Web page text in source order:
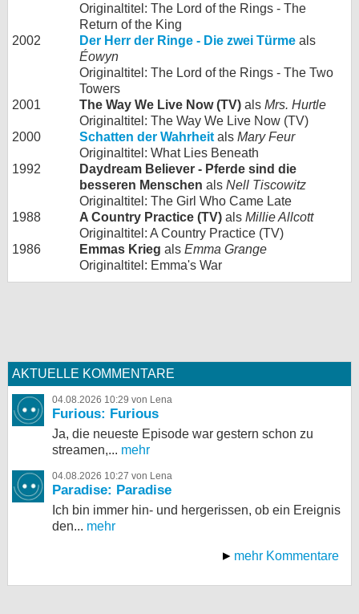
Originaltitel: The Lord of the Rings - The
Return of the King
2002
Der Herr der Ringe - Die zwei Türme als
Éowyn
Originaltitel: The Lord of the Rings - The Two
Towers
2001
The Way We Live Now (TV) als Mrs. Hurtle
Originaltitel: The Way We Live Now (TV)
2000
Schatten der Wahrheit als Mary Feur
Originaltitel: What Lies Beneath
1992
Daydream Believer - Pferde sind die
besseren Menschen als Nell Tiscowitz
Originaltitel: The Girl Who Came Late
1988
A Country Practice (TV) als Millie Allcott
Originaltitel: A Country Practice (TV)
1986
Emmas Krieg als Emma Grange
Originaltitel: Emma's War
AKTUELLE KOMMENTARE
04.08.2026 10:29 von Lena
Furious: Furious
Ja, die neueste Episode war gestern schon zu
streamen,... mehr
04.08.2026 10:27 von Lena
Paradise: Paradise
Ich bin immer hin- und hergerissen, ob ein Ereignis
den... mehr
mehr Kommentare